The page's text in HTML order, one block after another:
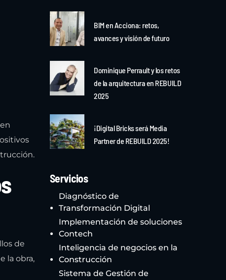
de
la obra,
BIM en Acciona: retos,
avances y visión de futuro
Dominique Perrault y los retos
de la arquitectura en REBUILD
2025
¡Digital Bricks será Media
Partner de REBUILD 2025!
Servicios
Diagnóstico de
Transformación Digital
Implementación de soluciones
Contech
Inteligencia de negocios en la
Construcción
Sistema de Gestión de